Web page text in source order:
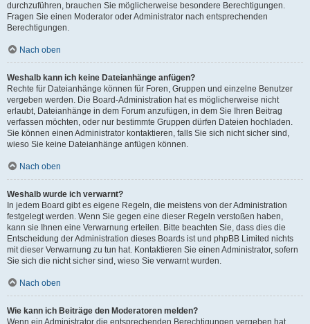
durchzuführen, brauchen Sie möglicherweise besondere Berechtigungen.
Fragen Sie einen Moderator oder Administrator nach entsprechenden
Berechtigungen.
Nach oben
Weshalb kann ich keine Dateianhänge anfügen?
Rechte für Dateianhänge können für Foren, Gruppen und einzelne Benutzer
vergeben werden. Die Board-Administration hat es möglicherweise nicht
erlaubt, Dateianhänge in dem Forum anzufügen, in dem Sie Ihren Beitrag
verfassen möchten, oder nur bestimmte Gruppen dürfen Dateien hochladen.
Sie können einen Administrator kontaktieren, falls Sie sich nicht sicher sind,
wieso Sie keine Dateianhänge anfügen können.
Nach oben
Weshalb wurde ich verwarnt?
In jedem Board gibt es eigene Regeln, die meistens von der Administration
festgelegt werden. Wenn Sie gegen eine dieser Regeln verstoßen haben,
kann sie Ihnen eine Verwarnung erteilen. Bitte beachten Sie, dass dies die
Entscheidung der Administration dieses Boards ist und phpBB Limited nichts
mit dieser Verwarnung zu tun hat. Kontaktieren Sie einen Administrator, sofern
Sie sich die nicht sicher sind, wieso Sie verwarnt wurden.
Nach oben
Wie kann ich Beiträge den Moderatoren melden?
Wenn ein Administrator die entsprechenden Berechtigungen vergeben hat,